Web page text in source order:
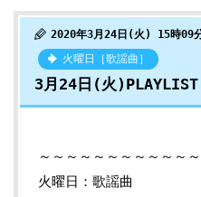
2020年3月24日(火) 15時09
火曜日［歌謡曲］
3月24日(火)PLAYLIST
～～～～～～～～～～～
火曜日：歌謡曲